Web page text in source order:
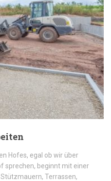
Hofes, egal ob wir über
sprechen, beginnt mit einer
Terrassen,